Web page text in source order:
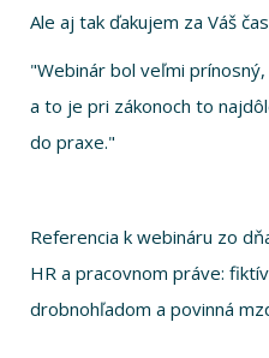
Ale aj tak ďakujem za Váš
"Webinár bol veľmi
a to je pri zákonoch to
do praxe."
Referencia k webináru zo
HR a pracovnom práve:
drobnohľadom a povinná